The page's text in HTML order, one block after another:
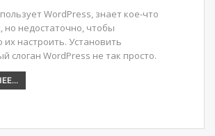
WordPress, знает кое-что
но недостаточно, чтобы
их настроить. Установить
слоган WordPress не так просто.